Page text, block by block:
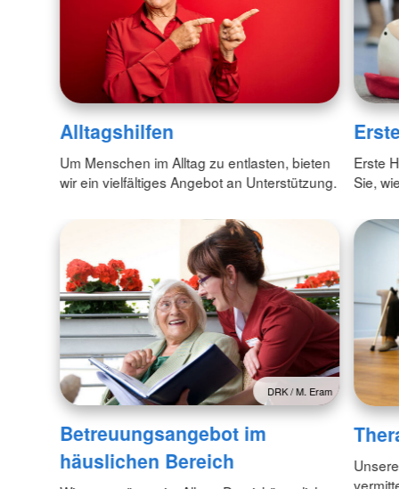
Alltagshilfen
Um Menschen im Alltag zu entlasten, bieten
wir ein vielfältiges Angebot an Unterstützung.
Erste
Sie,
DRK / M. Eram
Betreuungsangebot im
häuslichen Bereich